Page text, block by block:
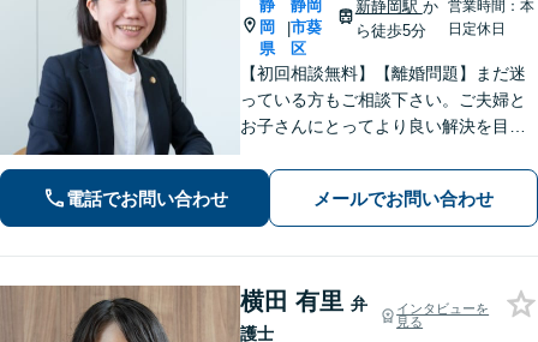
静
岡
県
|
静岡
市葵
区
新静岡駅 か
ら徒歩5分
営業時間：本
日定休日
【初回相談無料】【離婚問題】まだ迷
っている方もご相談下さい。ご夫婦と
お子さんにとってより良い解決を目指
労働問題など、幅広いお悩みに対応し
ます。【静岡市／焼津市／島田市／藤
枝市エリア対応】
電話でお問い合わせ メールでお問い合わせ
横田 有里 弁
護士
インタビューを
見る